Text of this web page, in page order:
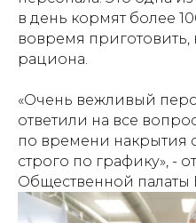
в день кормят более
вовремя
рациона.
«Очень вежливый
ответили на все
по времени накрытия
строго по графику», -
Общественной палаты